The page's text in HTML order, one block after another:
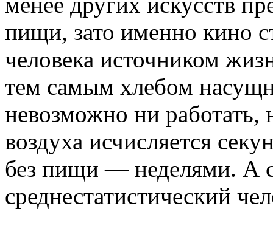
пищи, зато именно кино
человека источником
тем самым хлебом
невозможно ни работать,
воздуха исчисляется
без пищи — неделями. А
среднестатистический